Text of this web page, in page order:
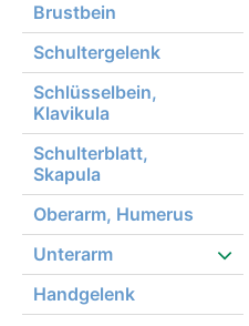
Brustbein
Schultergelenk
Schlüsselbein,
Klavikula
Schulterblatt,
Skapula
Oberarm, Humerus
Unterarm
Handgelenk